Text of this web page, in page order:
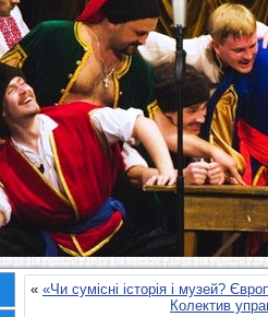
« «Чи сумісні історія і музей?
Колектив